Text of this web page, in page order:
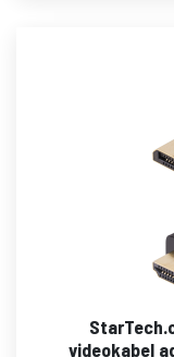
videokabel